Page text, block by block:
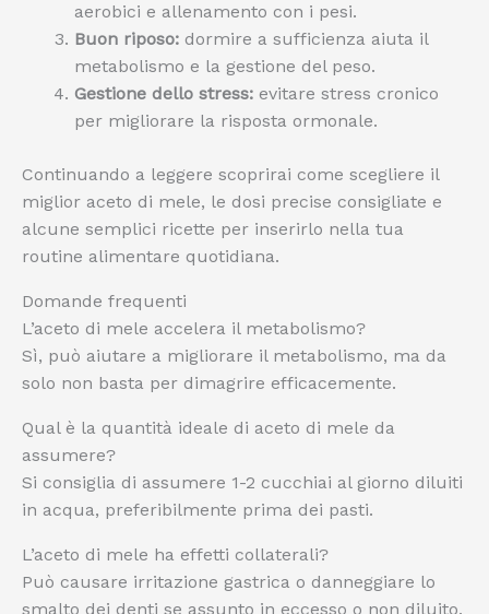
aerobici e allenamento con i pesi.
Buon riposo: dormire a sufficienza aiuta il
metabolismo e la gestione del peso.
Gestione dello stress: evitare stress cronico
per migliorare la risposta ormonale.
Continuando a leggere scoprirai come scegliere il
miglior aceto di mele, le dosi precise consigliate e
alcune semplici ricette per inserirlo nella tua
routine alimentare quotidiana.
Domande frequenti
L’aceto di mele accelera il metabolismo?
Sì, può aiutare a migliorare il metabolismo, ma da
solo non basta per dimagrire efficacemente.
Qual è la quantità ideale di aceto di mele da
assumere?
Si consiglia di assumere 1-2 cucchiai al giorno diluiti
in acqua, preferibilmente prima dei pasti.
L’aceto di mele ha effetti collaterali?
Può causare irritazione gastrica o danneggiare lo
smalto dei denti se assunto in eccesso o non diluito.